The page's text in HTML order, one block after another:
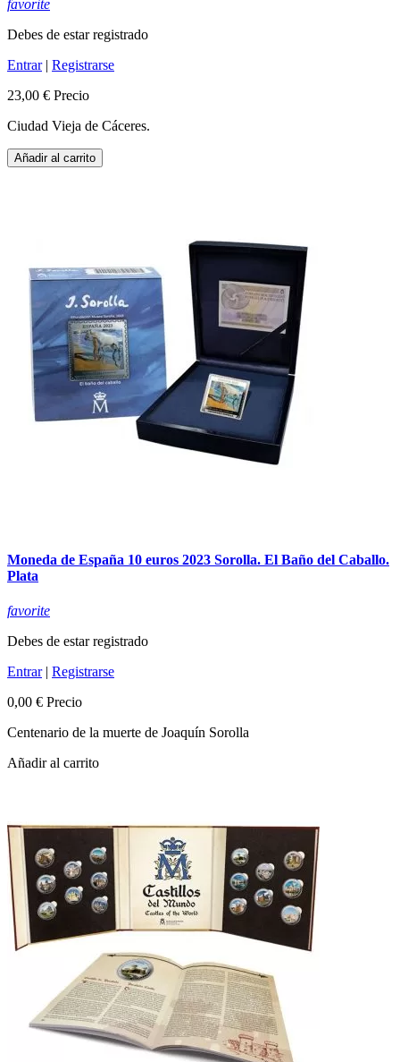
favorite
Debes de estar registrado
Entrar| Registrarse
23,00 € Precio
Ciudad Vieja de Cáceres.
Añadir al carrito
Moneda de España 10 euros 2023 Sorolla. El Baño del Caballo.
Plata
favorite
Debes de estar registrado
Entrar| Registrarse
0,00 € Precio
Centenario de la muerte de Joaquín Sorolla
Añadir al carrito